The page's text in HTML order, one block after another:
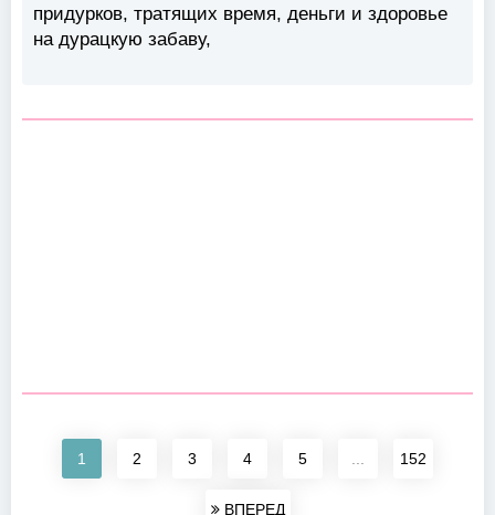
придурков, тратящих время, деньги и здоровье
на дурацкую забаву,
1 2 3 4 5 152
ВПЕРЕД